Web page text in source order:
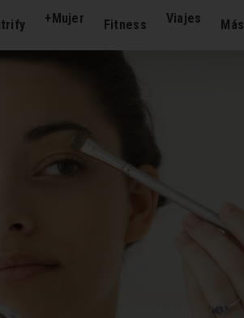
+Mujer Fitness Viajes Más